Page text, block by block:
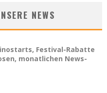
NEWS
Festival-Rabatte
monatlichen News-